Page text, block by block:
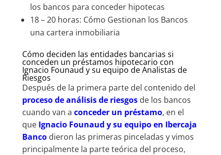
los bancos para conceder hipotecas
18 – 20 horas: Cómo Gestionan los Bancos
una cartera inmobiliaria
Cómo deciden las entidades bancarias si
conceden un préstamos hipotecario con
Ignacio Founaud y su equipo de Analistas de
Riesgos
Después de la primera parte del contenido del
proceso de análisis de riesgosde los bancos
cuando van a conceder un préstamo, en el
que Ignacio Founaud y su equipo en Ibercaja
Bancodieron las primeras pinceladas y vimos
principalmente la parte teórica del proceso,